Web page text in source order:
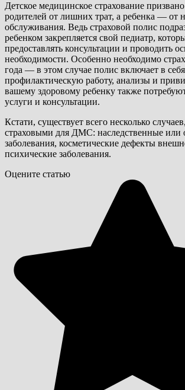
Детское медицинское страхование
родителей от лишних трат, а ребенка — от
обслуживания. Ведь страховой полис
ребенком закрепляется свой педиатр,
предоставлять консультации и проводить
необходимости. Особенно необходимо
года — в этом случае полис включает в себя
профилактическую работу, анализы и
вашему здоровому ребенку также
услуги и консультации.
Кстати, существует всего несколько
страховыми для ДМС: наследственные или
заболевания, косметические дефекты
психические заболевания.
Оцените статью